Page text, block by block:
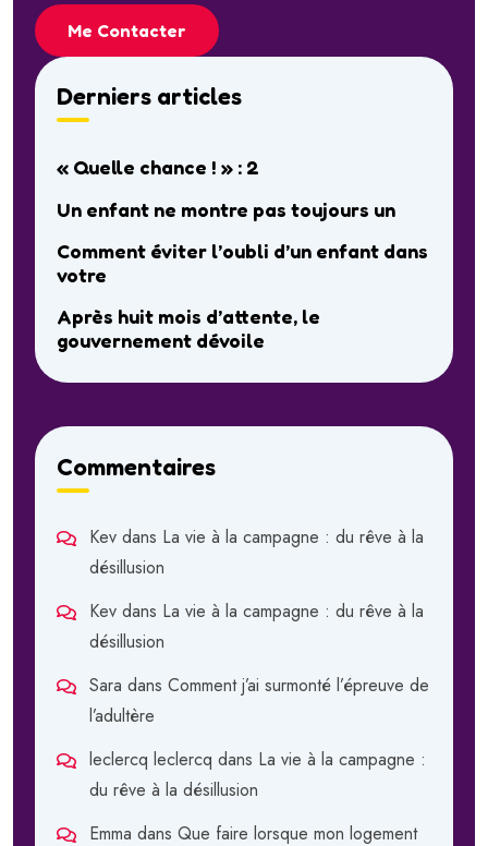
Me Contacter
Derniers articles
« Quelle chance ! » : 2
Un enfant ne montre pas toujours un
Comment éviter l’oubli d’un enfant dans
votre
Après huit mois d’attente, le
gouvernement dévoile
Commentaires
Kev dans La vie à la campagne : du rêve à la
désillusion
Kev dans La vie à la campagne : du rêve à la
désillusion
Sara dans Comment j’ai surmonté l’épreuve de
l’adultère
leclercq leclercq dans La vie à la campagne :
du rêve à la désillusion
Emma dans Que faire lorsque mon logement